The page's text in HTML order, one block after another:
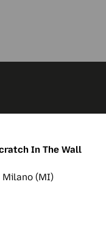
In The Wall
Milano (MI)